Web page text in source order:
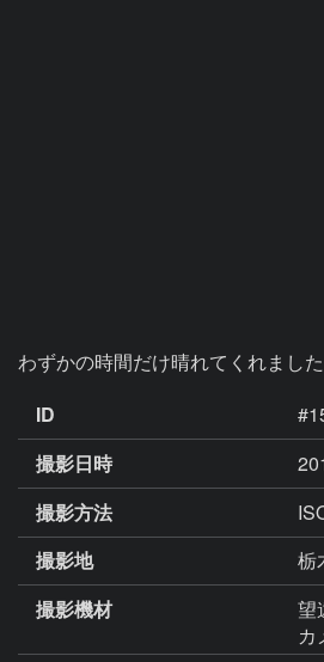
わずかの時間だけ晴れてくれました
ID
撮影日時
撮影方法
撮影地
栃
撮影機材
望
カ